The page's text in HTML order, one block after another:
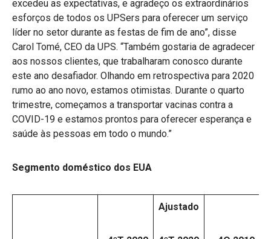
excedeu as expectativas, e agradeço os extraordinários
esforços de todos os UPSers para oferecer um serviço
líder no setor durante as festas de fim de ano”, disse
Carol Tomé, CEO da UPS. “Também gostaria de agradecer
aos nossos clientes, que trabalharam conosco durante
este ano desafiador. Olhando em retrospectiva para 2020
rumo ao ano novo, estamos otimistas. Durante o quarto
trimestre, começamos a transportar vacinas contra a
COVID-19 e estamos prontos para oferecer esperança e
saúde às pessoas em todo o mundo.”
Segmento doméstico dos EUA
Ajustado